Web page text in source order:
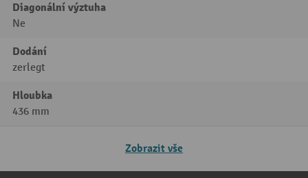
Diagonální výztuha
Ne
Dodání
zerlegt
Hloubka
436 mm
Zobrazit vše